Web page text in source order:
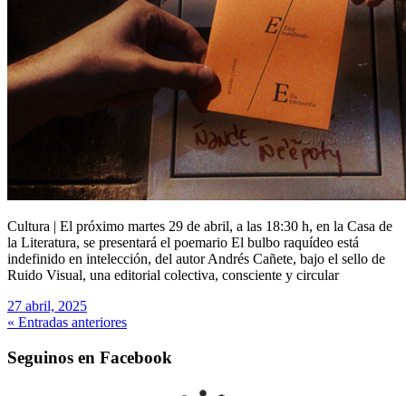
Cultura | El próximo martes 29 de abril, a las 18:30 h, en la Casa de
la Literatura, se presentará el poemario El bulbo raquídeo está
indefinido en intelección, del autor Andrés Cañete, bajo el sello de
Ruido Visual, una editorial colectiva, consciente y circular
27 abril, 2025
« Entradas anteriores
Seguinos en Facebook